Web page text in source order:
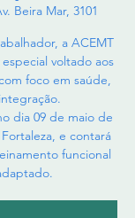
Beira Mar, 3101
a ACEMT
voltado aos
foco em saúde,
dia 09 de maio de
e contará
funcional